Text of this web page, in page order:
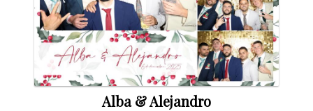
Alba & Alejandro